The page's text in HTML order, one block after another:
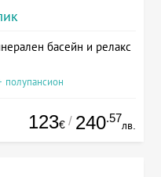
басейн и релакс
123€ / 240.57
лв.